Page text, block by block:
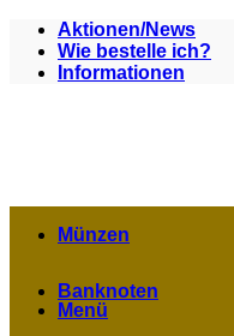
Zum
Inhalt
springen
Aktionen/News
Wie bestelle ich?
Informationen
Menü
Münzen
Banknoten